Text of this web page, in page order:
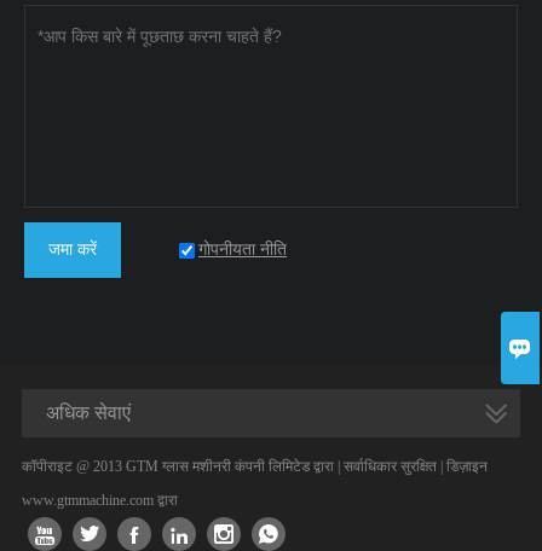
जमा करें गोपनीयता नीति
अधिक सेवाएं
कॉपीराइट @ 2013 GTM ग्लास मशीनरी कंपनी लिमिटेड द्वारा | सर्वाधिकार सुरक्षित | डिज़ाइन
www.gtmmachine.com द्वारा
     
